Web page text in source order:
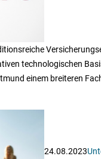
technologischen
einem breiteren
24.08.2023